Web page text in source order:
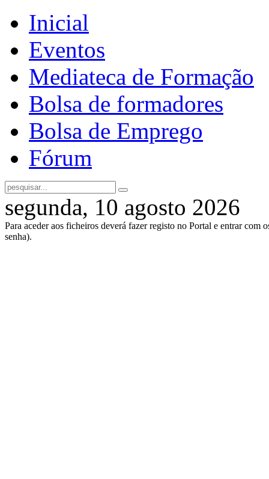
Inicial
Eventos
Mediateca de Formação
Bolsa de formadores
Bolsa de Emprego
Fórum
segunda, 10 agosto 2026
Para aceder aos ficheiros deverá fazer registo no Portal e entrar com
senha).